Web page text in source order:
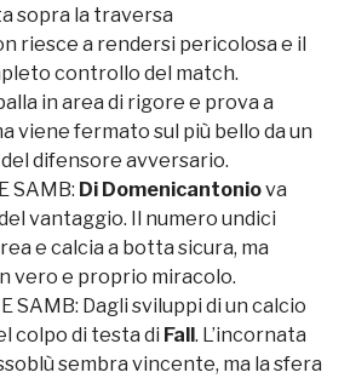
sopra la traversa
riesce a rendersi pericolosa e il
controllo del match.
in area di rigore e prova a
viene fermato sul più bello da un
difensore avversario.
SAMB: Di Domenicantoniova
vantaggio. Il numero undici
e calcia a botta sicura, ma
vero e proprio miracolo.
SAMB: Dagli sviluppi di un calcio
colpo di testa di Fall. L’incornata
sembra vincente, ma la sfera